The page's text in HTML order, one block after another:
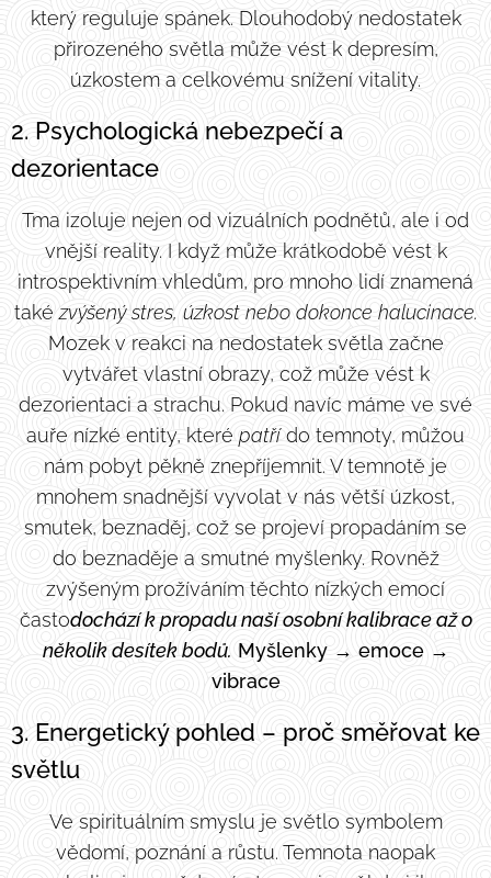
který reguluje spánek. Dlouhodobý nedostatek
přirozeného světla může vést k depresím,
úzkostem a celkovému snížení vitality.
2. Psychologická nebezpečí a
dezorientace
Tma izoluje nejen od vizuálních podnětů, ale i od
vnější reality. I když může krátkodobě vést k
introspektivním vhledům, pro mnoho lidí znamená
takézvýšený stres, úzkost nebo dokonce halucinace.
Mozek v reakci na nedostatek světla začne
vytvářet vlastní obrazy, což může vést k
dezorientaci a strachu. Pokud navíc máme ve své
auře nízké entity, které patřído temnoty, můžou
nám pobyt pěkně znepříjemnit. V temnotě je
mnohem snadnější vyvolat v nás větší úzkost,
smutek, beznaděj, což se projeví propadáním se
do beznaděje a smutné myšlenky. Rovněž
zvýšeným prožíváním těchto nízkých emocí
častodochází k propadu našíosobníkalibrace až o
několik desítek bodů. Myšlenky → emoce →
vibrace
3. Energetický pohled – proč směřovat ke
světlu
Ve spirituálním smyslu je světlo symbolem
vědomí, poznání a růstu. Temnota naopak